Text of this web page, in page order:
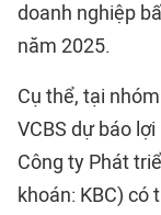
doanh nghiệp
năm 2025.
Cụ thể, tại
VCBS dự báo
Công ty Phát
khoán: KBC) có